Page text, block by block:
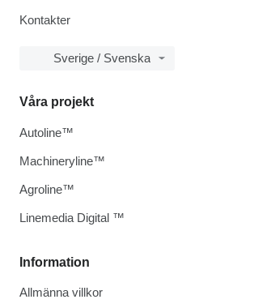
Kontakter
Sverige / Svenska
Information
Allmänna villkor
Våra projekt
Autoline™
Machineryline™
Agroline™
Linemedia Digital ™